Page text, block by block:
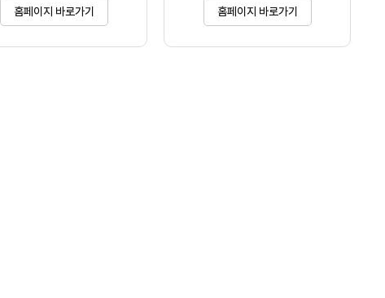
홈페이지 바로가기 홈페이지 바로가기